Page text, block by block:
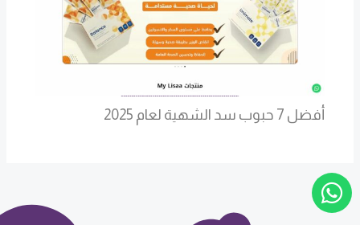
أفضل 7 حبوب سد الشهية لعام 2025